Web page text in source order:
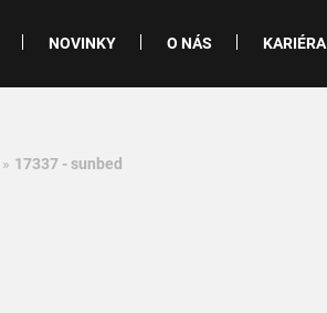
NOVINKY O NÁS KARIÉRA
» 17337 - sunbed